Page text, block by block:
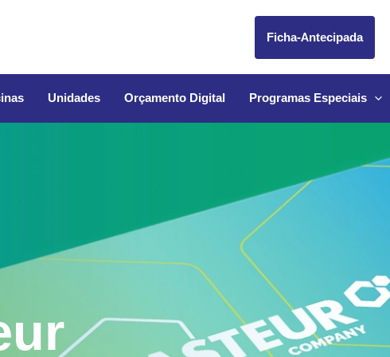
Ficha-Antecipada
Unidades Orçamento Digital Programas Especiais